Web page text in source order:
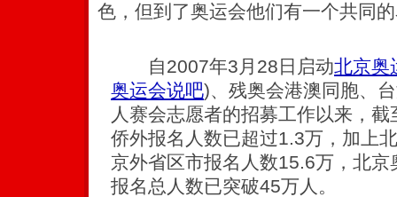
色，但到了奥运会他们有一个共同
自2007年3月28日启动北京奥
奥运会说吧)、残奥会港澳同胞、
人赛会志愿者的招募工作以来，
侨外报名人数已超过1.3万，加上
京外省区市报名人数15.6万，北
报名总人数已突破45万人。